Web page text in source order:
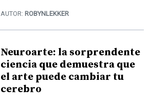
AUTOR: ROBYNLEKKER
Neuroarte: la sorprendente
ciencia que demuestra que
el arte puede cambiar tu
cerebro